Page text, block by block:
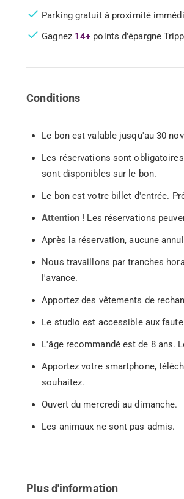
Parking gratuit à proximité
Gagnez 14+ points d'épargne
Conditions
Le bon est valable jusqu'au 30
Les réservations sont
sont disponibles sur le bon.
Le bon est votre billet d'entrée.
Attention ! Les réservations
Après la réservation, aucune
Nous travaillons par tranches
l'avance.
Apportez des vêtements de
Le studio est accessible aux
L'âge recommandé est de 8 ans.
Apportez votre smartphone,
souhaitez.
Ouvert du mercredi au dimanche.
Les animaux ne sont pas admis.
Plus d'information